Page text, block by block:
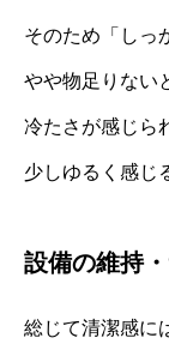
そのため「しっ
やや物足りない
冷たさが感じら
少しゆるく感じ
設備の維持
総じて清潔感に